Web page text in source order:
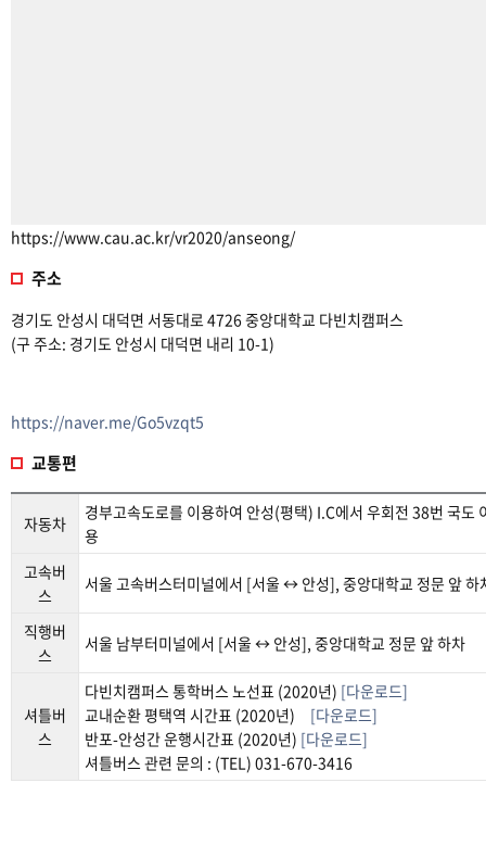
https://www.cau.ac.kr/vr2020/anseong/
주소
경기도 안성시 대덕면 서동대로 4726 중앙대학교 다빈치캠퍼스
(구 주소: 경기도 안성시 대덕면 내리 10-1)
https://naver.me/Go5vzqt5
교통편
자동차
경부고속도로를 이용하여 안성(평택) I.C에서 우회전 38번 국도
용
고속버
스
서울 고속버스터미널에서 [서울 ↔ 안성], 중앙대학교 정문 앞 하
직행버
스
서울 남부터미널에서 [서울 ↔ 안성], 중앙대학교 정문 앞 하차
셔틀버
스
다빈치캠퍼스 통학버스 노선표 (2020년) [다운로드]
교내순환 평택역 시간표 (2020년) [다운로드]
반포-안성간 운행시간표 (2020년) [다운로드]
셔틀버스 관련 문의 : (TEL) 031-670-3416